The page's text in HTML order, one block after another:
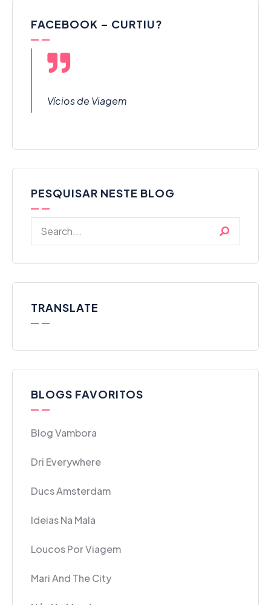
FACEBOOK – CURTIU?
Vícios de Viagem
PESQUISAR NESTE BLOG
TRANSLATE
BLOGS FAVORITOS
Blog Vambora
Dri Everywhere
Ducs Amsterdam
Ideias Na Mala
Loucos Por Viagem
Mari And The City